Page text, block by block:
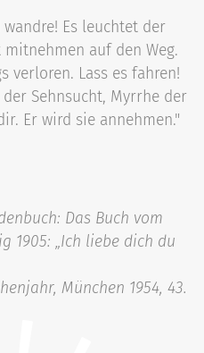
Es leuchtet der
auf den Weg.
verloren. Lass es fahren!
Sehnsucht, Myrrhe der
Er wird sie annehmen."
Das Buch vom
1905: „Ich liebe dich du
München 1954, 43.